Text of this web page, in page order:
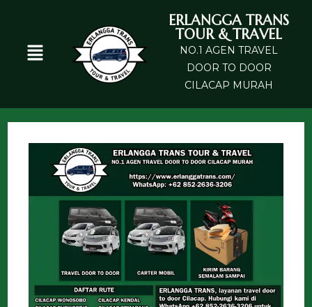
ERLANGGA TRANS
TOUR & TRAVEL
NO.1 AGEN TRAVEL
DOOR TO DOOR
CILACAP MURAH